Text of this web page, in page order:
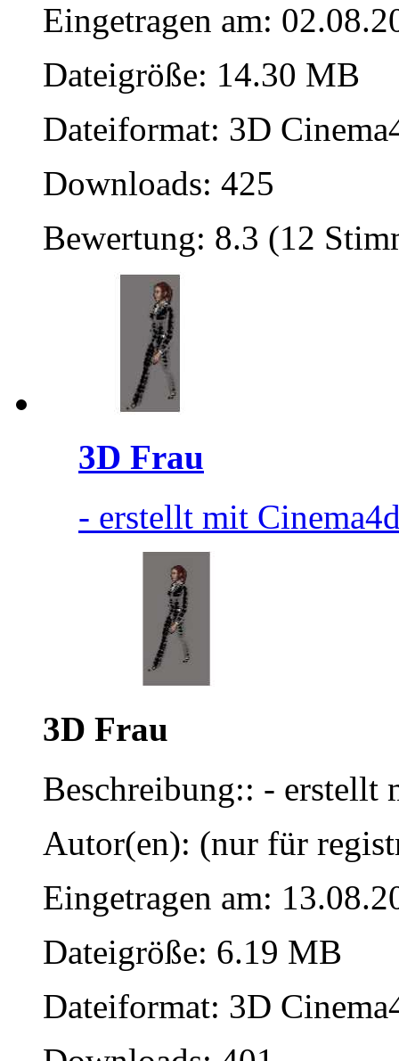
Eingetragen am:
Dateigröße: 14.30 MB
Dateiformat: 3D
Downloads: 425
Bewertung: 8.3 (12
3D Frau
- erstellt mit
3D Frau
Beschreibung:: - erstellt
Autor(en): (nur für
Eingetragen am:
Dateigröße: 6.19 MB
Dateiformat: 3D